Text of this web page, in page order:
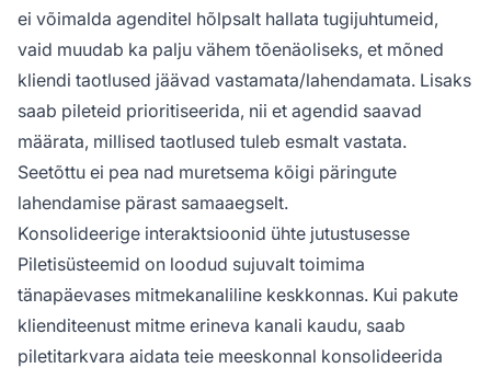
ei võimalda agenditel hõlpsalt hallata tugijuhtumeid,
vaid muudab ka palju vähem tõenäoliseks, et mõned
kliendi taotlused jäävad vastamata/lahendamata. Lisaks
saab pileteid prioritiseerida, nii et agendid saavad
määrata, millised taotlused tuleb esmalt vastata.
Seetõttu ei pea nad muretsema kõigi päringute
lahendamise pärast samaaegselt.
Konsolideerige interaktsioonid ühte jutustusesse
Piletisüsteemid on loodud sujuvalt toimima
tänapäevases mitmekanaliline keskkonnas. Kui pakute
klienditeenust mitme erineva kanali kaudu, saab
piletitarkvara aidata teie meeskonnal konsolideerida